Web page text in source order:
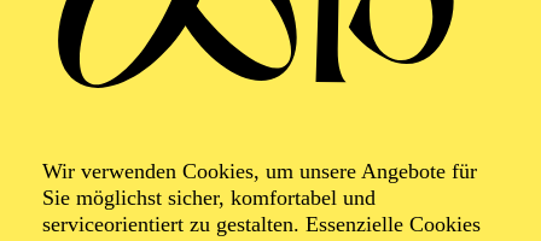
Wir verwenden Cookies, um unsere Angebote für
Sie möglichst sicher, komfortabel und
serviceorientiert zu gestalten. Essenzielle Cookies
Foto: Hakki Topcu